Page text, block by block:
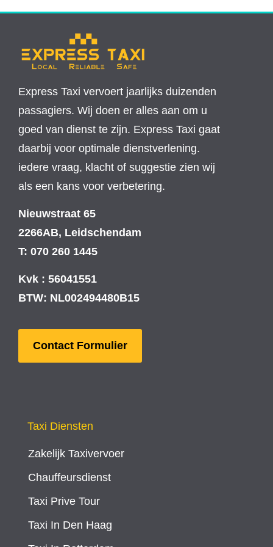
Express Taxi vervoert jaarlijks duizenden
passagiers. Wij doen er alles aan om u
goed van dienst te zijn. Express Taxi gaat
daarbij voor optimale dienstverlening.
iedere vraag, klacht of suggestie zien wij
als een kans voor verbetering.
Nieuwstraat 65
2266AB, Leidschendam
T: 070 260 1445
Kvk : 56041551
BTW: NL002494480B15
Contact Formulier
Taxi Diensten
Zakelijk Taxivervoer
Chauffeursdienst
Taxi Prive Tour
Taxi In Den Haag